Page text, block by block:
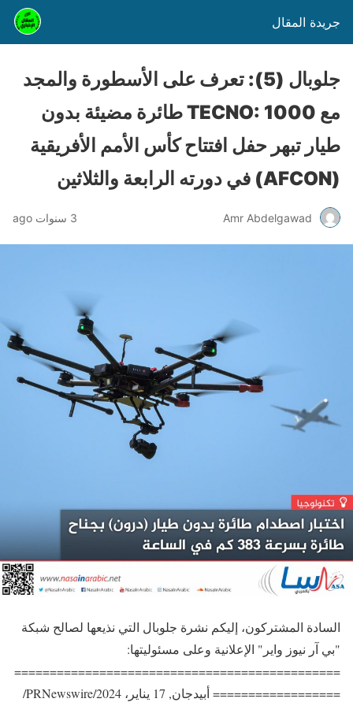
جريدة المقال
جلوبال (5): تعرف على الأسطورة والمجد
مع TECNO: 1000 طائرة مضيئة بدون
طيار تبهر حفل افتتاح كأس الأمم الأفريقية
(AFCON) في دورته الرابعة والثلاثين
Amr Abdelgawad 3 سنوات ago
السادة المشتركون، إليكم نشرة جلوبال التي نذيعها لصالح شبكة
"بي آر نيوز واير" الإعلانية وعلى مسئوليتها:
==============================================
================== أبيدجان, 17 يناير، 2024/PRNewswire/